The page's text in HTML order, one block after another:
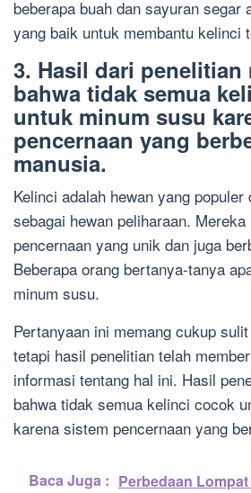
beberapa buah dan sayuran segar
yang baik untuk membantu kelinci
3. Hasil dari penelitian
bahwa tidak semua
untuk minum susu
pencernaan yang
manusia.
Kelinci adalah hewan yang
sebagai hewan peliharaan.
pencernaan yang unik dan juga
Beberapa orang bertanya-tanya
minum susu.
Pertanyaan ini memang cukup
tetapi hasil penelitian telah
informasi tentang hal ini. Hasil
bahwa tidak semua kelinci cocok
karena sistem pencernaan yang
Baca Juga : Perbedaan